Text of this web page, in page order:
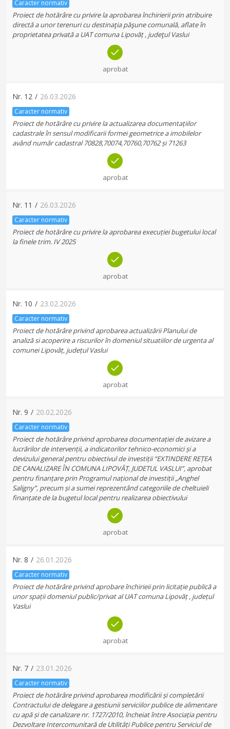
Caracter normativ
Proiect de hotărâre cu privire la aprobarea închirierii prin atribuire
directă a unor terenuri cu destinaţia păşune comunală, aflate în
proprietatea privată a UAT comuna Lipovăț , judeţul Vaslui
aprobat
Nr. 12 / 26.03.2026
Caracter normativ
Proiect de hotărâre cu privire la actualizarea documentațiilor
cadastrale în sensul modificarii formei geometrice a imobilelor
având număr cadastral 70828,70074,70760,70762 și 71263
aprobat
Nr. 11 / 26.03.2026
Caracter normativ
Proiect de hotărâre cu privire la aprobarea execuției bugetului local
la finele trim. IV 2025
aprobat
Nr. 10 / 23.02.2026
Caracter normativ
Proiect de hotărâre privind aprobarea actualizării Planului de
analiză si acoperire a riscurilor în domeniul situatiilor de urgenta al
comunei Lipovăț, județul Vaslui
aprobat
Nr. 9 / 20.02.2026
Caracter normativ
Proiect de hotărâre privind aprobarea documentației de avizare a
lucrărilor de intervenții, a indicatorilor tehnico-economici și a
devizului general pentru obiectivul de investiții “EXTINDERE REȚEA
DE CANALIZARE ÎN COMUNA LIPOVĂȚ, JUDETUL VASLUI”, aprobat
pentru finanțare prin Programul național de investiții „Anghel
Saligny”, precum și a sumei reprezentând categoriile de cheltuieli
finanțate de la bugetul local pentru realizarea obiectivului
aprobat
Nr. 8 / 26.01.2026
Caracter normativ
Proiect de hotărâre privind aprobare închirieii prin licitație publică a
unor spații domeniul public/privat al UAT comuna Lipovăț , județul
Vaslui
aprobat
Nr. 7 / 23.01.2026
Caracter normativ
Proiect de hotărâre privind aprobarea modificării și completării
Contractului de delegare a gestiunii serviciilor publice de alimentare
cu apă și de canalizare nr. 1727/2010, încheiat între Asociația pentru
Dezvoltare Intercomunitară de Utilități Publice pentru Serviciul de